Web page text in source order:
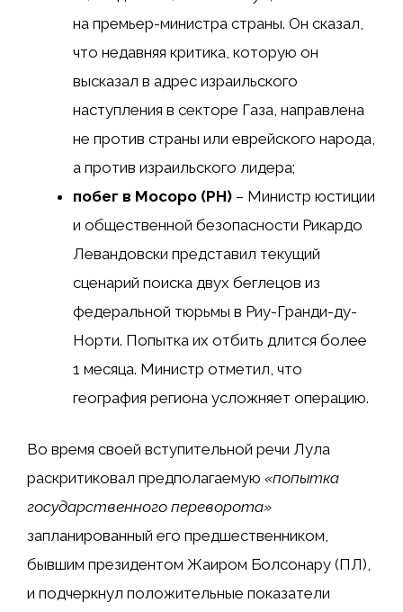
на премьер-министра страны. Он сказал,
что недавняя критика, которую он
высказал в адрес израильского
наступления в секторе Газа, направлена ​​
не против страны или еврейского народа,
а против израильского лидера;
побег в Мосоро (РН) – Министр юстиции
и общественной безопасности Рикардо
Левандовски представил текущий
сценарий поиска двух беглецов из
федеральной тюрьмы в Риу-Гранди-ду-
Норти. Попытка их отбить длится более
1 месяца. Министр отметил, что
география региона усложняет операцию.
Во время своей вступительной речи Лула
раскритиковал предполагаемую «попытка
государственного переворота»
запланированный его предшественником,
бывшим президентом Жаиром Болсонару (ПЛ),
и подчеркнул положительные показатели